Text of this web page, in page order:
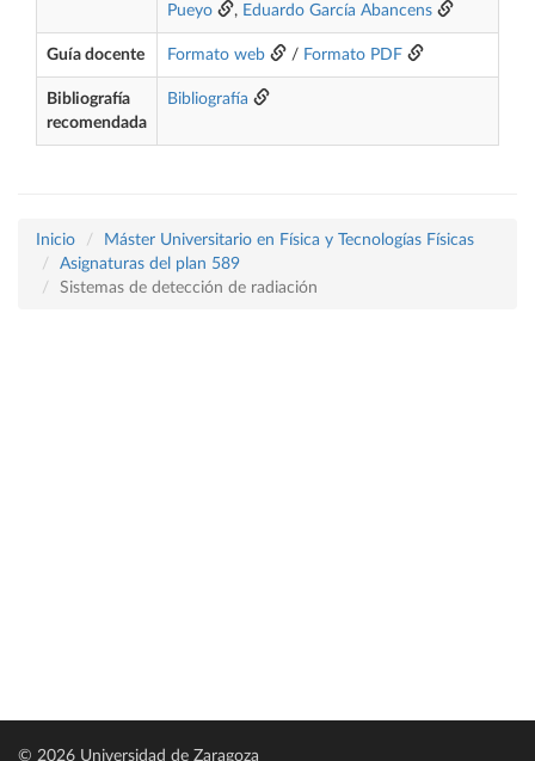
Pueyo
, Eduardo García Abancens
Guía docente Formato web / Formato PDF
Bibliografía
recomendada
Bibliografía
Inicio
Máster Universitario en Física y Tecnologías Físicas
Asignaturas del plan 589
Sistemas de detección de radiación
© 2026 Universidad de Zaragoza